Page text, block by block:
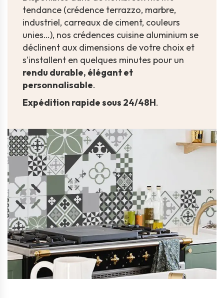
tendance (crédence terrazzo, marbre,
industriel, carreaux de ciment, couleurs
unies…), nos crédences cuisine aluminium se
déclinent aux dimensions de votre choix et
s'installent en quelques minutes pour un
rendu durable, élégant et
personnalisable.
Expédition rapide sous 24/48H.